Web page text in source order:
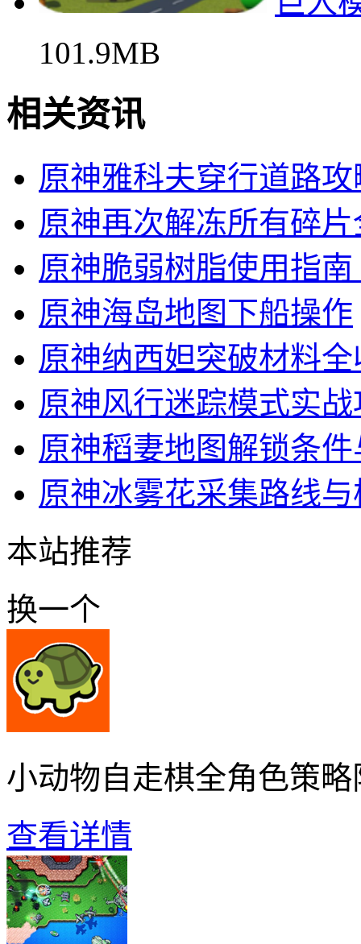
101.9MB
相关资讯
原神雅科夫穿行道路
原神再次解冻所有碎
原神脆弱树脂使用指
原神海岛地图下船操作
原神纳西妲突破材料
原神风行迷踪模式实战
原神稻妻地图解锁条
原神冰雾花采集路线
本站推荐
换一个
小动物自走棋全角色策略
查看详情